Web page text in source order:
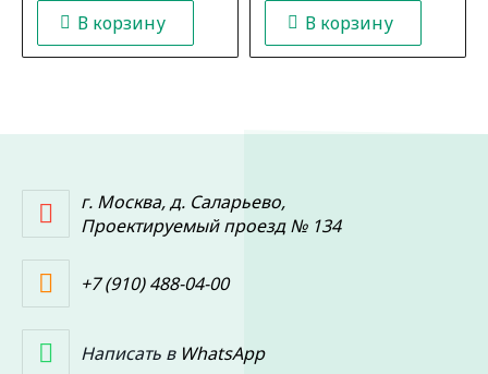
В корзину В корзину
г. Москва, д. Саларьево,
Проектируемый проезд № 134
+7 (910) 488-04-00
Написать в WhatsApp